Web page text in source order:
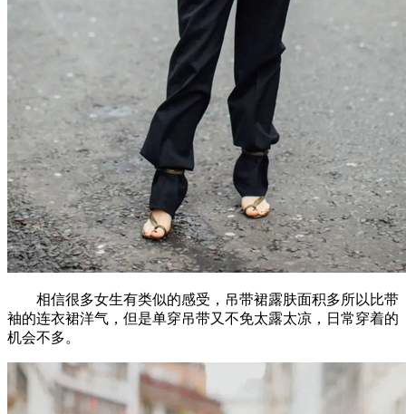
相信很多女生有类似的感受，吊带裙露肤面积多所以比带
袖的连衣裙洋气，但是单穿吊带又不免太露太凉，日常穿着的
机会不多。